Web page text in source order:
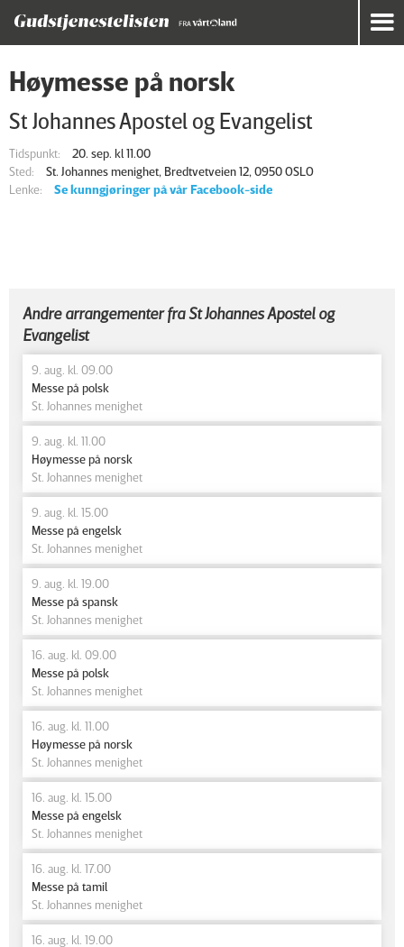
Høymesse på norsk
St Johannes Apostel og Evangelist
Tidspunkt:
20. sep. kl 11.00
Sted:
St. Johannes menighet, Bredtvetveien 12, 0950 OSLO
Lenke:
Se kunngjøringer på vår Facebook-side
Andre arrangementer fra St Johannes Apostel og
Evangelist
9. aug. kl. 09.00
Messe på polsk
St. Johannes menighet
9. aug. kl. 11.00
Høymesse på norsk
St. Johannes menighet
9. aug. kl. 15.00
Messe på engelsk
St. Johannes menighet
9. aug. kl. 19.00
Messe på spansk
St. Johannes menighet
16. aug. kl. 09.00
Messe på polsk
St. Johannes menighet
16. aug. kl. 11.00
Høymesse på norsk
St. Johannes menighet
16. aug. kl. 15.00
Messe på engelsk
St. Johannes menighet
16. aug. kl. 17.00
Messe på tamil
St. Johannes menighet
16. aug. kl. 19.00